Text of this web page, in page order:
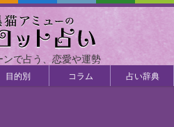
ンで占う、恋愛や運勢
目的別 コラム 占い辞典